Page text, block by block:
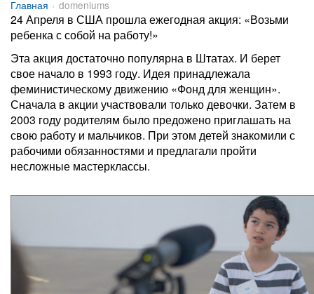
Главная domeniums
24 Апреля в США прошла ежегодная акция: «Возьми
ребенка с собой на работу!»
Эта акция достаточно популярна в Штатах. И берет
свое начало в 1993 году. Идея принадлежала
феминистическому движению «Фонд для женщин».
Сначала в акции участвовали только девочки. Затем в
2003 году родителям было предожено приглашать на
свою работу и мальчиков. При этом детей знакомили с
рабочими обязанностями и предлагали пройти
несложные мастерклассы.